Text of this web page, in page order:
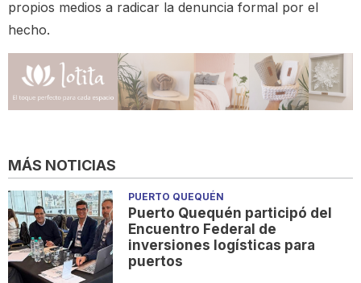
propios medios a radicar la denuncia formal por el
hecho.
MÁS NOTICIAS
PUERTO QUEQUÉN
Puerto Quequén participó del
Encuentro Federal de
inversiones logísticas para
puertos